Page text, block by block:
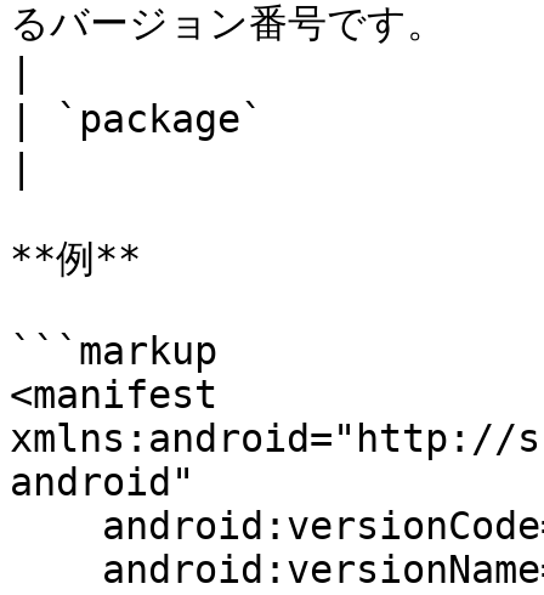
るバージョン番号です。
| `package`             |
**例**
```markup
<manifest
xmlns:android="http://
android"